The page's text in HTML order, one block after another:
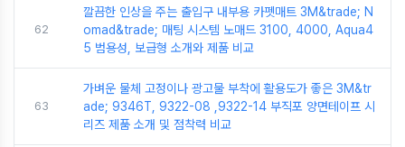
62
깔끔한 인상을 주는 출입구 내부용 카펫매트 3M&trade; N
omad&trade; 매팅 시스템 노매드 3100, 4000, Aqua4
5 범용성, 보급형 소개와 제품 비교
63
가벼운 물체 고정이나 광고물 부착에 활용도가 좋은 3M&tr
ade; 9346T, 9322-08 ,9322-14 부직포 양면테이프 시
리즈 제품 소개 및 점착력 비교